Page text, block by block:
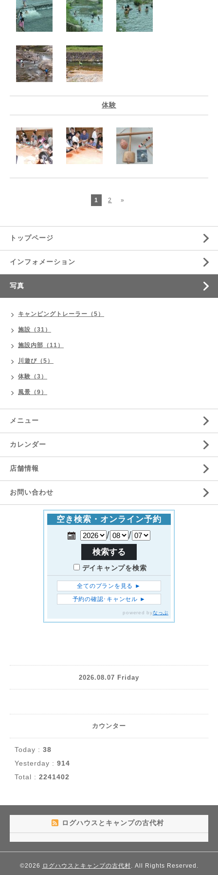
体験
1 2 »
トップページ
インフォメーション
写真
キャンピングトレーラー（5）
施設（31）
施設内部（11）
川遊び（5）
体験（3）
風景（9）
メニュー
カレンダー
店舗情報
お問い合わせ
2026.08.07 Friday
カウンター
Today : 38
Yesterday : 914
Total : 2241402
ログハウスとキャンプの古代村
©2026 ログハウスとキャンプの古代村. All Rights Reserved.